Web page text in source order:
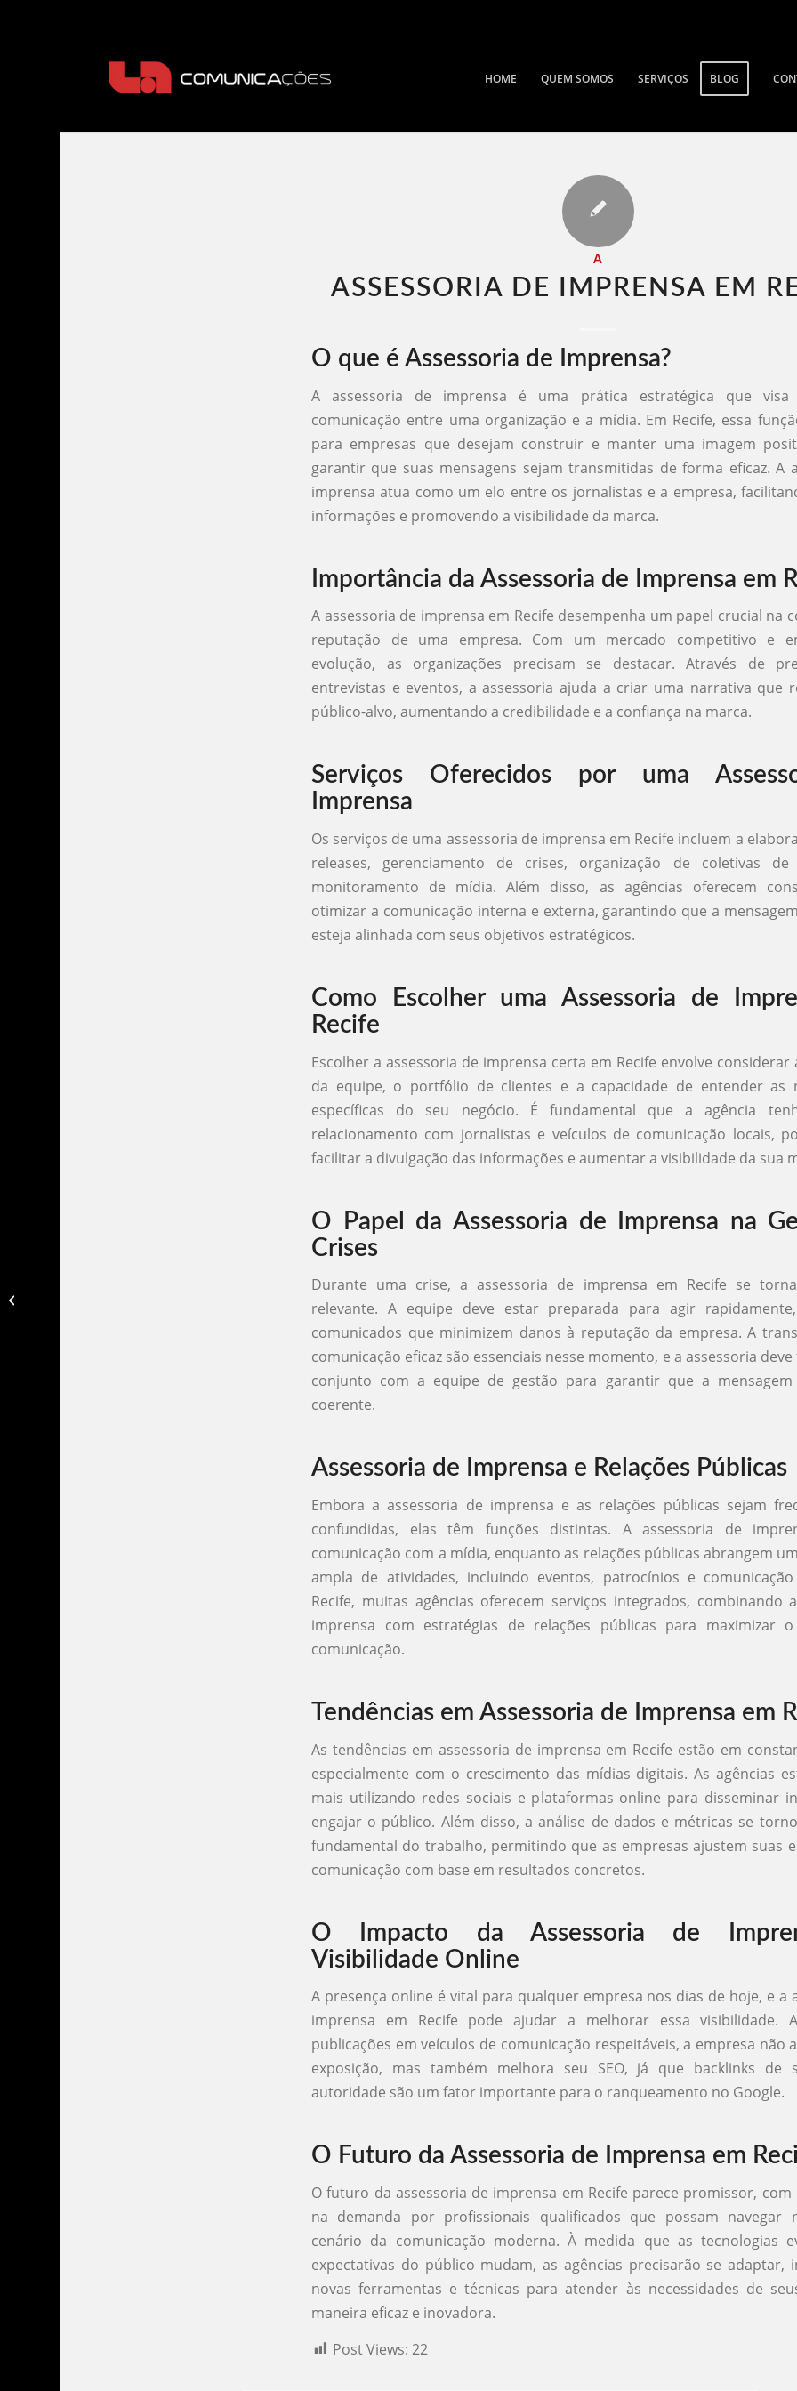
HOME QUEM SOMOS SERVIÇOS BLOG
A
ASSESSORIA DE IMPRENSA EM
O que é Assessoria de Imprensa?
A assessoria de imprensa é uma prática estratégica que visa
comunicação entre uma organização e a mídia. Em Recife, essa
para empresas que desejam construir e manter uma imagem
garantir que suas mensagens sejam transmitidas de forma eficaz. A
imprensa atua como um elo entre os jornalistas e a empresa,
informações e promovendo a visibilidade da marca.
Importância da Assessoria de Imprensa em
A assessoria de imprensa em Recife desempenha um papel crucial na
reputação de uma empresa. Com um mercado competitivo e
evolução, as organizações precisam se destacar. Através de
entrevistas e eventos, a assessoria ajuda a criar uma narrativa que
público-alvo, aumentando a credibilidade e a confiança na marca.
Serviços Oferecidos por uma
Imprensa
Os serviços de uma assessoria de imprensa em Recife incluem a
releases, gerenciamento de crises, organização de coletivas
monitoramento de mídia. Além disso, as agências oferecem
otimizar a comunicação interna e externa, garantindo que a
esteja alinhada com seus objetivos estratégicos.
Como Escolher uma Assessoria de
Recife
Escolher a assessoria de imprensa certa em Recife envolve considerar
da equipe, o portfólio de clientes e a capacidade de entender as
específicas do seu negócio. É fundamental que a agência
relacionamento com jornalistas e veículos de comunicação locais,
facilitar a divulgação das informações e aumentar a visibilidade da sua
O Papel da Assessoria de Imprensa na
Crises
Durante uma crise, a assessoria de imprensa em Recife se
relevante. A equipe deve estar preparada para agir
comunicados que minimizem danos à reputação da empresa. A
comunicação eficaz são essenciais nesse momento, e a assessoria
conjunto com a equipe de gestão para garantir que a
coerente.
Assessoria de Imprensa e Relações Públicas
Embora a assessoria de imprensa e as relações públicas sejam
confundidas, elas têm funções distintas. A assessoria de
comunicação com a mídia, enquanto as relações públicas abrangem
ampla de atividades, incluindo eventos, patrocínios e
Recife, muitas agências oferecem serviços integrados, combinando
imprensa com estratégias de relações públicas para maximizar
comunicação.
Tendências em Assessoria de Imprensa em
As tendências em assessoria de imprensa em Recife estão em
especialmente com o crescimento das mídias digitais. As agências
mais utilizando redes sociais e plataformas online para disseminar
engajar o público. Além disso, a análise de dados e métricas se
fundamental do trabalho, permitindo que as empresas ajustem suas
comunicação com base em resultados concretos.
O Impacto da Assessoria de
Visibilidade Online
A presença online é vital para qualquer empresa nos dias de hoje, e a
imprensa em Recife pode ajudar a melhorar essa visibilidade.
publicações em veículos de comunicação respeitáveis, a empresa não
exposição, mas também melhora seu SEO, já que backlinks de
autoridade são um fator importante para o ranqueamento no Google.
O Futuro da Assessoria de Imprensa em
O futuro da assessoria de imprensa em Recife parece promissor,
na demanda por profissionais qualificados que possam navegar
cenário da comunicação moderna. À medida que as tecnologias
expectativas do público mudam, as agências precisarão se adaptar,
novas ferramentas e técnicas para atender às necessidades de
maneira eficaz e inovadora.
Post Views: 22